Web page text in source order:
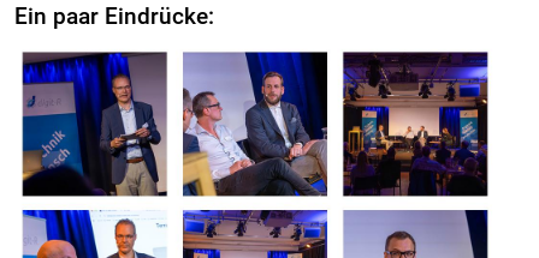
Ein paar Eindrücke: